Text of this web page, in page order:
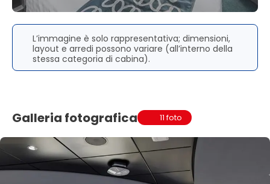
L’immagine è solo rappresentativa; dimensioni,
layout e arredi possono variare (all’interno della
stessa categoria di cabina).
Galleria fotografica 11 foto